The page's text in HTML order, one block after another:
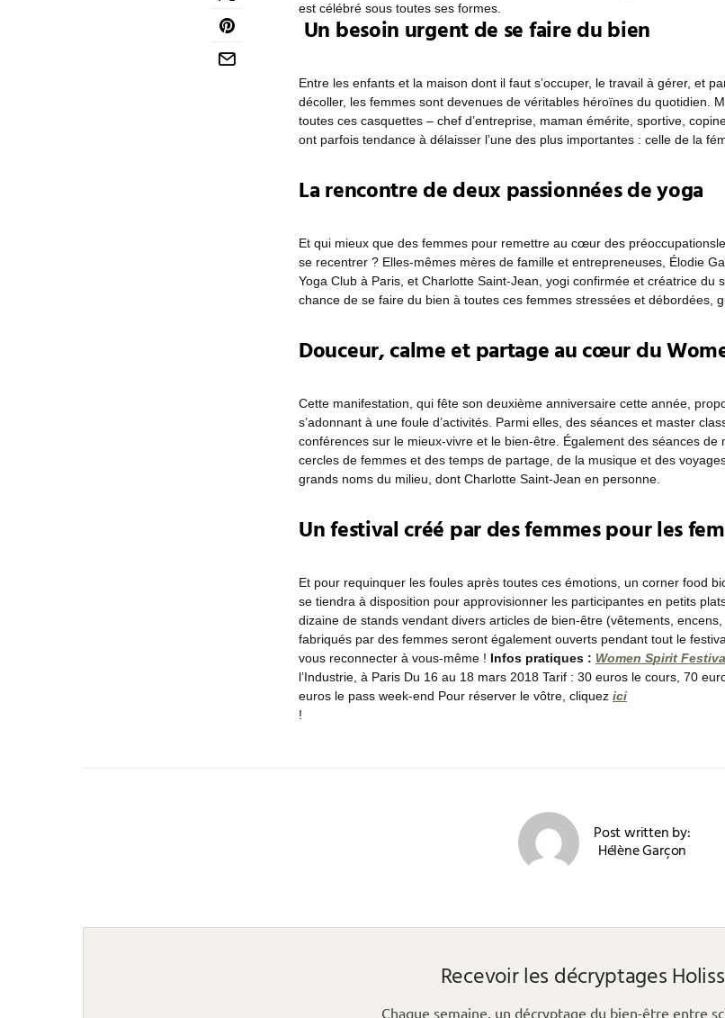
est célébré sous toutes ses formes.
Un besoin urgent de se faire du bien
Entre les enfants et la maison dont il faut s’occuper, le travail à gérer, et
décoller, les femmes sont devenues de véritables héroïnes du quotidien.
toutes ces casquettes – chef d’entreprise, maman émérite, sportive,
ont parfois tendance à délaisser l’une des plus importantes : celle de la
La rencontre de deux passionnées de yoga
Et qui mieux que des femmes pour remettre au cœur des
se recentrer ? Elles-mêmes mères de famille et entrepreneuses, Élodie
Yoga Club à Paris, et Charlotte Saint-Jean, yogi confirmée et créatrice du
chance de se faire du bien à toutes ces femmes stressées et débordées,
Douceur, calme et partage au cœur du
Cette manifestation, qui fête son deuxième anniversaire cette année,
s’adonnant à une foule d’activités. Parmi elles, des séances et master
conférences sur le mieux-vivre et le bien-être. Également des séances de
cercles de femmes et des temps de partage, de la musique et des
grands noms du milieu, dont Charlotte Saint-Jean en personne.
Un festival créé par des femmes pour les
Et pour requinquer les foules après toutes ces émotions, un corner food
se tiendra à disposition pour approvisionner les participantes en petits
dizaine de stands vendant divers articles de bien-être (vêtements,
fabriqués par des femmes seront également ouverts pendant tout le
vous reconnecter à vous-même ! Infos pratiques : Women Spirit
l’Industrie, à Paris Du 16 au 18 mars 2018 Tarif : 30 euros le cours, 70
euros le pass week-end Pour réserver le vôtre, cliquez ici
!
Post written by:
Hélène Garçon
Recevoir les décryptages
Chaque semaine, un décryptage du bien-être entre